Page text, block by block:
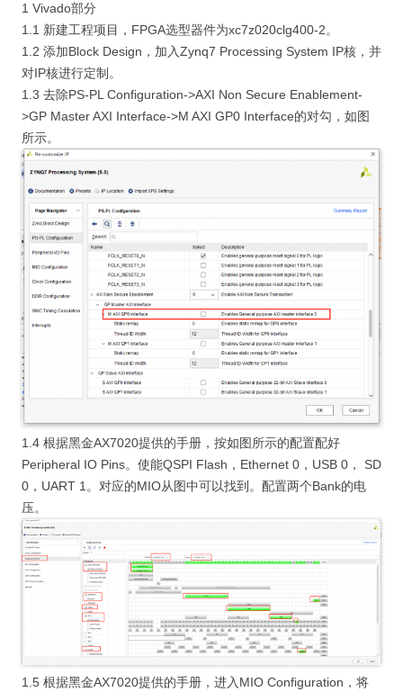
1 Vivado部分
1.1 新建工程项目，FPGA选型器件为xc7z020clg400-2。
1.2 添加Block Design，加入Zynq7 Processing System IP核，并
对IP核进行定制。
1.3 去除PS-PL Configuration->AXI Non Secure Enablement-
>GP Master AXI Interface->M AXI GP0 Interface的对勾，如图
所示。
1.4 根据黑金AX7020提供的手册，按如图所示的配置配好
Peripheral IO Pins。使能QSPI Flash，Ethernet 0，USB 0， SD
0，UART 1。对应的MIO从图中可以找到。配置两个Bank的电
压。
1.5 根据黑金AX7020提供的手册，进入MIO Configuration，将